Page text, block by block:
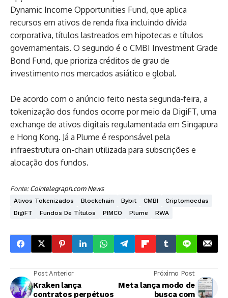
Dynamic Income Opportunities Fund, que aplica
recursos em ativos de renda fixa incluindo dívida
corporativa, títulos lastreados em hipotecas e títulos
governamentais. O segundo é o CMBI Investment Grade
Bond Fund, que prioriza créditos de grau de
investimento nos mercados asiático e global.
De acordo com o anúncio feito nesta segunda-feira, a
tokenização dos fundos ocorre por meio da DigiFT, uma
exchange de ativos digitais regulamentada em Singapura
e Hong Kong. Já a Plume é responsável pela
infraestrutura on-chain utilizada para subscrições e
alocação dos fundos.
Fonte:Cointelegraph.com News
Ativos Tokenizados Blockchain Bybit CMBI
Criptomoedas
DigiFT
Fundos De Títulos PIMCO Plume RWA
Post Anterior
Kraken lança
contratos perpétuos
Próximo Post
Meta lança modo de
busca com